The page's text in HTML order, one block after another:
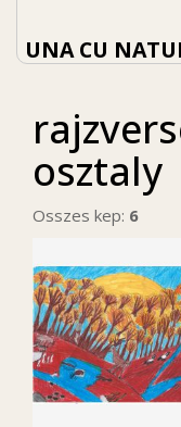
UNA CU
osztaly
Osszes kep: 6